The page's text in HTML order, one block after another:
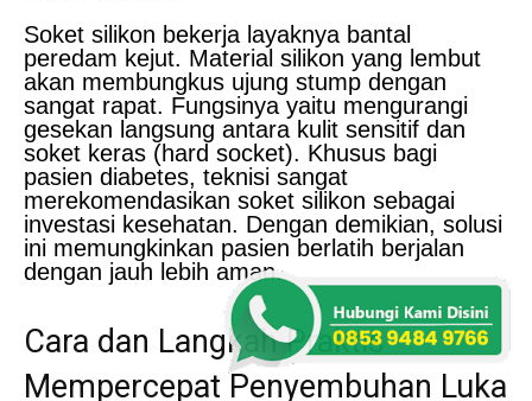
Soket silikon bekerja layaknya bantal
peredam kejut. Material silikon yang lembut
akan membungkus ujung stump dengan
sangat rapat. Fungsinya yaitu mengurangi
gesekan langsung antara kulit sensitif dan
soket keras (hard socket). Khusus bagi
pasien diabetes, teknisi sangat
merekomendasikan soket silikon sebagai
investasi kesehatan. Dengan demikian, solusi
ini memungkinkan pasien berlatih berjalan
dengan jauh lebih aman.
Cara dan Langkah Praktis
Mempercepat Penyembuhan Luka